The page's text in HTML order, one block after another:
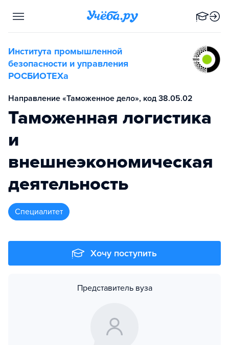
Института промышленной
безопасности и управления
РОСБИОТЕХа
Направление «Таможенное дело», код 38.05.02
Таможенная логистика
и
внешнеэкономическая
деятельность
специалитет
Хочу поступить
Представитель вуза